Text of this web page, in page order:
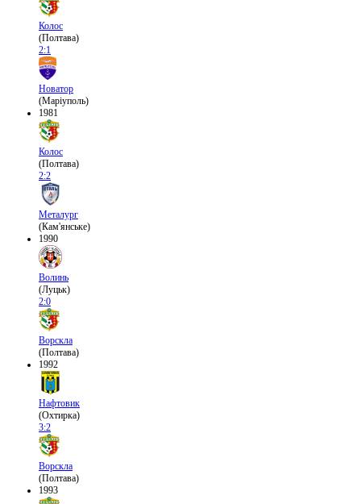
Колос
(Полтава)
2:1
Новатор
(Маріуполь)
1981
Колос
(Полтава)
2:2
Металург
(Кам'янське)
1990
Волинь
(Луцьк)
2:0
Ворскла
(Полтава)
1992
Нафтовик
(Охтирка)
3:2
Ворскла
(Полтава)
1993